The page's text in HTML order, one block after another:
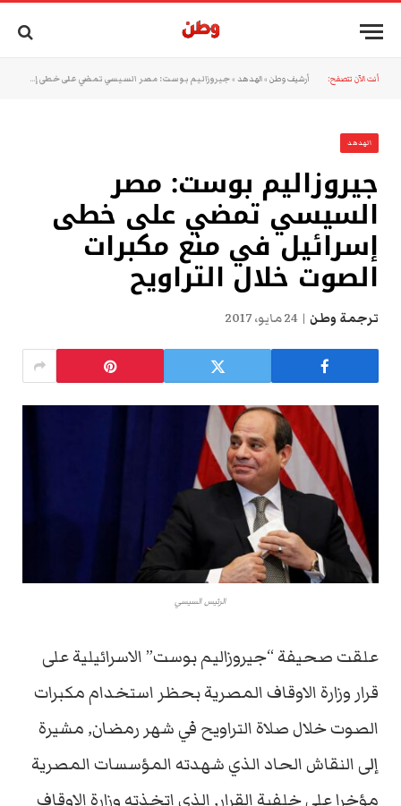
أنت الآن تتصفح: أرشيف وطن »الهدهد »جيروزاليم بوست: مصر السيسي تمضي على خطى إسرائيل في منع مكبرات الصوت خلال التراويح
الهدهد
جيروزاليم بوست: مصر
السيسي تمضي على خطى
إسرائيل في منع مكبرات
الصوت خلال التراويح
ترجمة وطن 24 مايو، 2017
الرئيس السيسي
علقت صحيفة “جيروزاليم بوست” الاسرائيلية على
قرار وزارة الاوقاف المصرية بحظر استخدام مكبرات
الصوت خلال صلاة التراويح في شهر رمضان, مشيرة
إلى النقاش الحاد الذي شهدته المؤسسات المصرية
مؤخرا على خلفية القرار, الذي اتخذته وزارة الاوقاف